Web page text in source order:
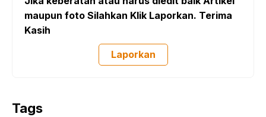
maupun foto Silahkan Klik Laporkan. Terima
Kasih
Laporkan
Tags